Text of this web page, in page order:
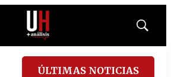
Mostrar
ÚLTIMAS NOTICIAS